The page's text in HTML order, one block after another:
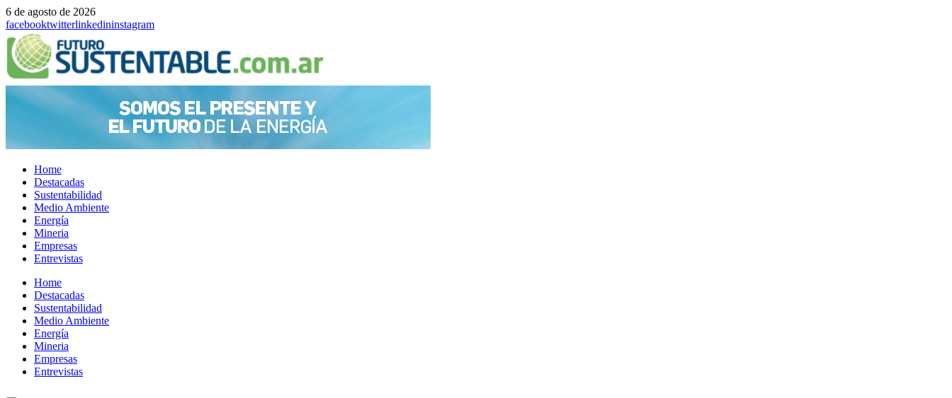
6 de agosto de 2026
facebooktwitterlinkedininstagram
Home
Destacadas
Sustentabilidad
Medio Ambiente
Energía
Mineria
Empresas
Entrevistas
Menu
Home
Destacadas
Sustentabilidad
Medio Ambiente
Energía
Mineria
Empresas
Entrevistas